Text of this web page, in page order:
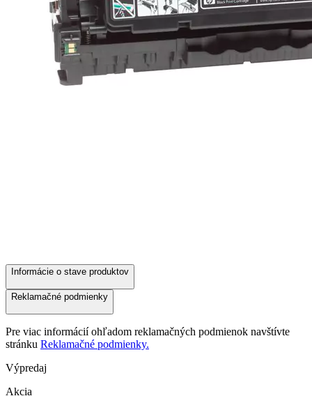
Informácie o stave produktov
Reklamačné podmienky
Pre viac informácií ohľadom reklamačných podmienok navštívte
stránku Reklamačné podmienky.
Výpredaj
Akcia